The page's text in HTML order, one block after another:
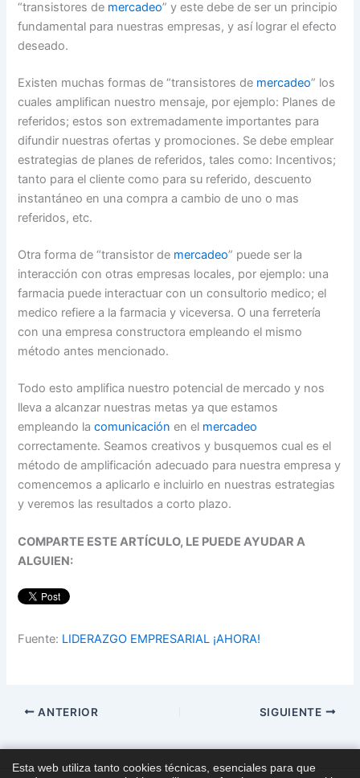
“transistores de mercadeo” y este debe de ser un principio
fundamental para nuestras empresas, y así lograr el efecto
deseado.
Existen muchas formas de “transistores de mercadeo” los
cuales amplifican nuestro mensaje, por ejemplo: Planes de
referidos; estos son extremadamente importantes para
difundir nuestras ofertas y promociones. Se debe emplear
estrategias de planes de referidos, tales como: Incentivos;
tanto para el cliente como para su referido, descuento
instantáneo en una compra a cambio de uno o mas
referidos, etc.
Otra forma de “transistor de mercadeo” puede ser la
interacción con otras empresas locales, por ejemplo: una
farmacia puede interactuar con un consultorio medico; el
medico refiere a la farmacia y viceversa. O una ferretería
con una empresa constructora empleando el mismo
método antes mencionado.
Todo esto amplifica nuestro potencial de mercado y nos
lleva a alcanzar nuestras metas ya que estamos
empleando lacomunicación en el mercadeo
correctamente. Seamos creativos y busquemos cual es el
método de amplificación adecuado para nuestra empresa y
comencemos a aplicarlo e incluirlo en nuestras estrategias
y veremos las resultados a corto plazo.
COMPARTE ESTE ARTÍCULO, LE PUEDE AYUDAR A
ALGUIEN:
Fuente: LIDERAZGO EMPRESARIAL ¡AHORA!
ANTERIOR SIGUIENTE
Esta web utiliza tanto cookies técnicas, esenciales para que